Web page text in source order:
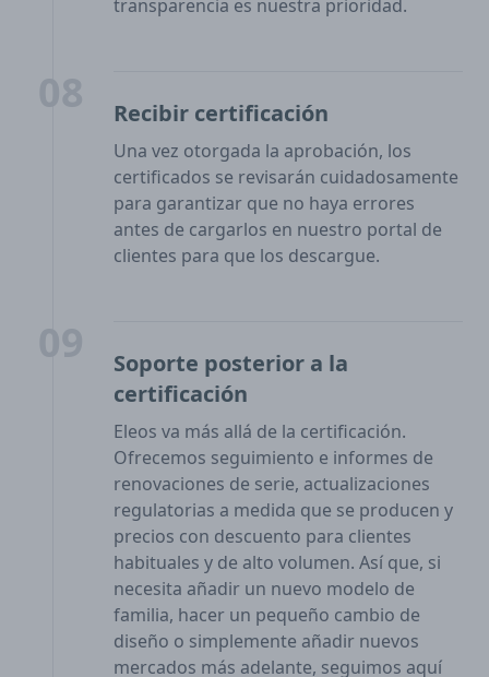
transparencia es nuestra prioridad.
Recibir certificación
Una vez otorgada la aprobación, los
certificados se revisarán cuidadosamente
para garantizar que no haya errores
antes de cargarlos en nuestro portal de
clientes para que los descargue.
Soporte posterior a la
certificación
Eleos va más allá de la certificación.
Ofrecemos seguimiento e informes de
renovaciones de serie, actualizaciones
regulatorias a medida que se producen y
precios con descuento para clientes
habituales y de alto volumen. Así que, si
necesita añadir un nuevo modelo de
familia, hacer un pequeño cambio de
diseño o simplemente añadir nuevos
mercados más adelante, seguimos aquí